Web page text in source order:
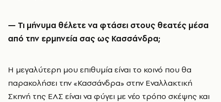
— Τι μήνυμα θέλετε να φτάσει στους θεατές μέσα
από την ερμηνεία σας ως Κασσάνδρα;
Η μεγαλύτερη μου επιθυμία είναι το κοινό που θα
παρακολήσει την «Κασσάνδρα» στην Εναλλακτική
Σκηνή της ΕΛΣ είναι να φύγει με νέο τρόπο σκέψης και